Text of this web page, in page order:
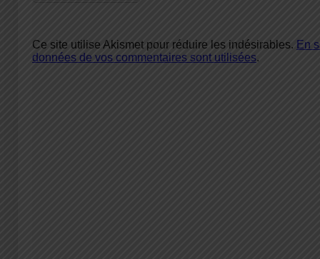
Ce site utilise Akismet pour réduire les indésirables. En
données de vos commentaires sont utilisées.